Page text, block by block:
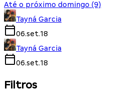
Até o próximo domingo (9)
Tayná Garcia
06.set.18
Tayná Garcia
06.set.18
Filtros